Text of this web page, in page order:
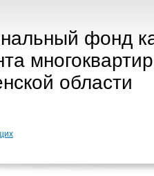
фонд
области